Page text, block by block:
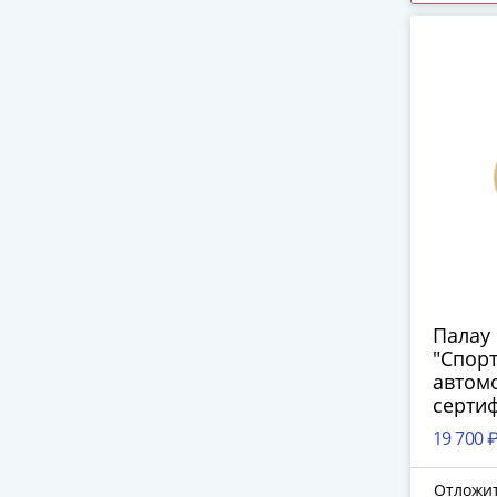
Палау
19 700